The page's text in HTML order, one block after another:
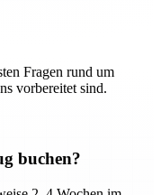
Fragen rund um
vorbereitet sind.
buchen?